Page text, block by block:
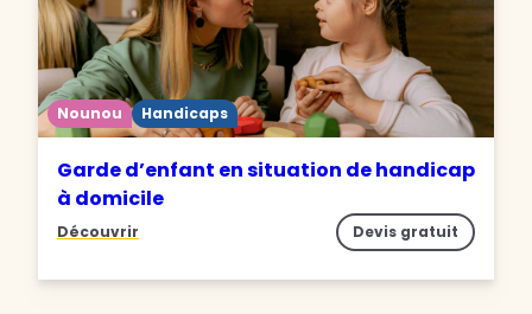
Nounou Handicaps
Garde d’enfant en situation de handicap
à domicile
Découvrir Devis gratuit